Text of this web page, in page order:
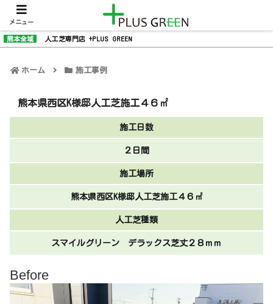
熊本全域 人工芝専門店 +PLUS GREEN
ホーム 施工事例
熊本県西区K様邸人工芝施工４６㎡
施工日数
２日間
施工場所
熊本県西区K様邸人工芝施工４６㎡
人工芝種類
スマイルグリーン デラックス芝丈２８ｍｍ
Before
メニュー